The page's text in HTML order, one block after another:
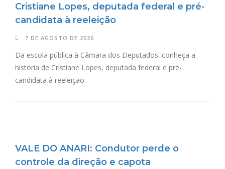
Cristiane Lopes, deputada federal e pré-
candidata à reeleição
7 DE AGOSTO DE 2026
Da escola pública à Câmara dos Deputados: conheça a
história de Cristiane Lopes, deputada federal e pré-
candidata à reeleição
VALE DO ANARI: Condutor perde o
controle da direção e capota